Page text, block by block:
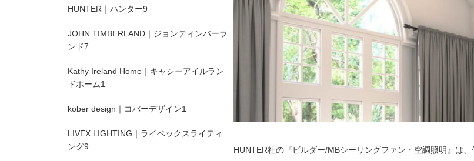
HUNTER社の『ビルダー/MBシーリングファン・空調照明』は
HUNTER｜ハンター9
JOHN TIMBERLAND｜ジョンティンバーラ
ンド7
Kathy Ireland Home｜キャシーアイルラン
ドホーム1
kober design｜コバーデザイン1
LIVEX LIGHTING｜ライベックスライティ
ング9